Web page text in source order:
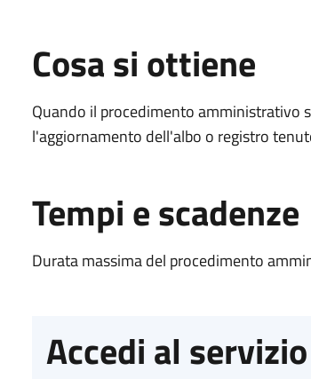
Cosa si ottiene
Quando il procedimento amministrativo
l'aggiornamento dell'albo o registro
Tempi e scadenze
Durata massima del procedimento
Accedi al servizio